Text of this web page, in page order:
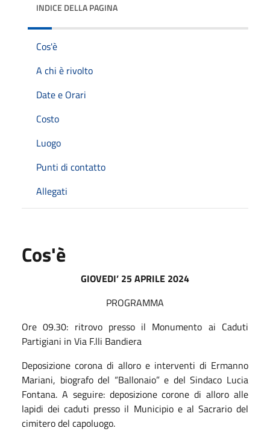
INDICE DELLA PAGINA
Cos'è
A chi è rivolto
Date e Orari
Costo
Luogo
Punti di contatto
Allegati
Cos'è
GIOVEDI’ 25 APRILE 2024
PROGRAMMA
Ore 09.30: ritrovo presso il Monumento ai Caduti
Partigiani in Via F.lli Bandiera
Deposizione corona di alloro e interventi di Ermanno
Mariani, biografo del “Ballonaio” e del Sindaco Lucia
Fontana. A seguire: deposizione corone di alloro alle
lapidi dei caduti presso il Municipio e al Sacrario del
cimitero del capoluogo.